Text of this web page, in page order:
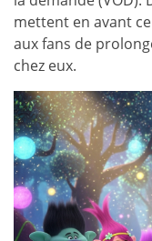
mettent en avant
aux fans de
chez eux.